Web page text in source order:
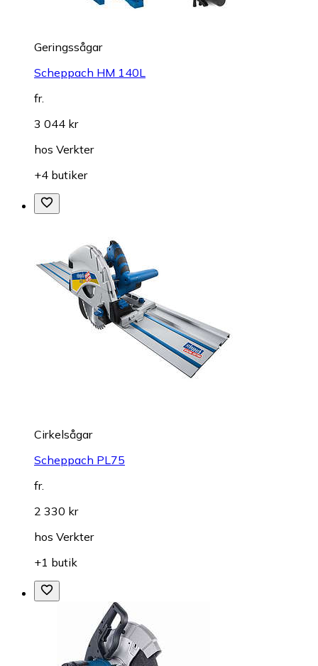
Geringssågar
Scheppach HM 140L
fr.
3 044 kr
hos Verkter
+4 butiker
Cirkelsågar
Scheppach PL75
fr.
2 330 kr
hos Verkter
+1 butik